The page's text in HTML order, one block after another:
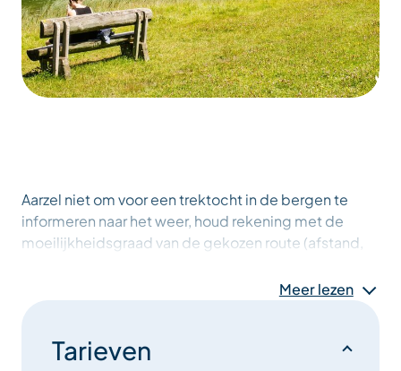
Aarzel niet om voor een trektocht in de bergen te
informeren naar het weer, houd rekening met de
moeilijkheidsgraad van de gekozen route (afstand,
proviand, geschikte kleding, overlevingsdeken, etc.)
Meer lezen
Tarieven